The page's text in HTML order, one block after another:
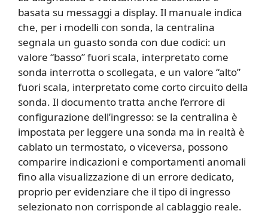
basata su messaggi a display. Il manuale indica
che, per i modelli con sonda, la centralina
segnala un guasto sonda con due codici: un
valore “basso” fuori scala, interpretato come
sonda interrotta o scollegata, e un valore “alto”
fuori scala, interpretato come corto circuito della
sonda. Il documento tratta anche l’errore di
configurazione dell’ingresso: se la centralina è
impostata per leggere una sonda ma in realtà è
cablato un termostato, o viceversa, possono
comparire indicazioni e comportamenti anomali
fino alla visualizzazione di un errore dedicato,
proprio per evidenziare che il tipo di ingresso
selezionato non corrisponde al cablaggio reale.